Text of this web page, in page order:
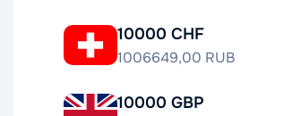
10000 CHF
1006649,00 RUB
10000 GBP